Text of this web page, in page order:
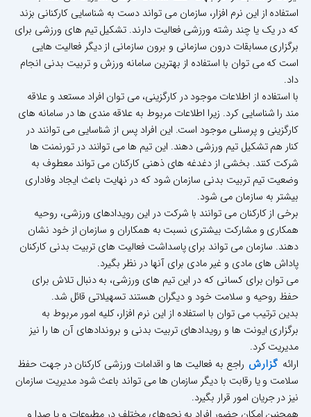
استفاده از این نرم افزار، سازمان می تواند دست به شناسایی کارکنانی بزند
که در یک یا چند رشته ورزشی فعالیت دارند. تشکیل تیم های ورزشی برای
برگزاری مسابقات درون سازمانی و برون سازمانی از دیگر فعالیت هایی
است که می توان با استفاده از بهترین سامانه ورزش و تربیت بدنی انجام
داد.
با استفاده از اطلاعات موجود در کارگزینی، می توان افراد مستعد و علاقه
مند را شناسایی کرد. زیرا اطلاعات مربوط به علاقه مندی ها در سامانه های
کارگزینی و پرسنلی موجود است. این افراد پس از شناسایی می توانند در
کنار هم تشکیل تیم ورزشی دهند. این تیم ها می توانند در تورنمنت ها
شرکت کنند. بخشی از دغدغه های ذهنی کارکنان می تواند معطوف به
وضعیت تیم تربیت بدنی سازمان شود که در نهایت باعث ایجاد وفاداری
بیشتر به سازمان می شود.
برخی از کارکنان می توانند با شرکت در این رویدادهای ورزشی، روحیه
همکاری و مشارکت بیشتری نسبت به همکاران و سازمان از خود نشان
دهند. سازمان می تواند برای پاسداشت فعالیت های تربیت بدنی کارکنان
پاداش های مادی و غیر مادی برای آنها در نظر بگیرد.
می توان برای کسانی که در این تیم های ورزشی، به دنبال تلاش برای
حفظ روحیه و سلامت خود و دیگران هستند تسهیلاتی قائل شد.
بدین ترتیب می توان با استفاده از این نرم افزار، کلیه امور مربوط به
برگزاری ایونت ها و رویدادهای تربیت بدنی و بروندادهای آن ها را نیز
مدیریت کرد.
ارائه گزارش راجع به فعالیت ها و اقدامات ورزشی کارکنان در جهت حفظ
سلامت و یا رقابت با دیگر سازمان ها می تواند باعث شود مدیریت سازمان
نیز در جریان امور قرار بگیرد.